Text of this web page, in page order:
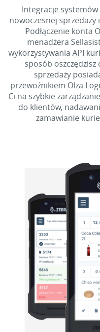
Integracje
nowoczesnej sprzedaży
Podłączenie konta
menadżera
wykorzystywania API
sposób oszczędzisz
sprzedaży
przewoźnikiem Olza
Ci na szybkie
do klientów,
zamawianie